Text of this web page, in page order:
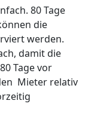
80 Tage
die
werden.
damit die
Tage vor
Mieter relativ